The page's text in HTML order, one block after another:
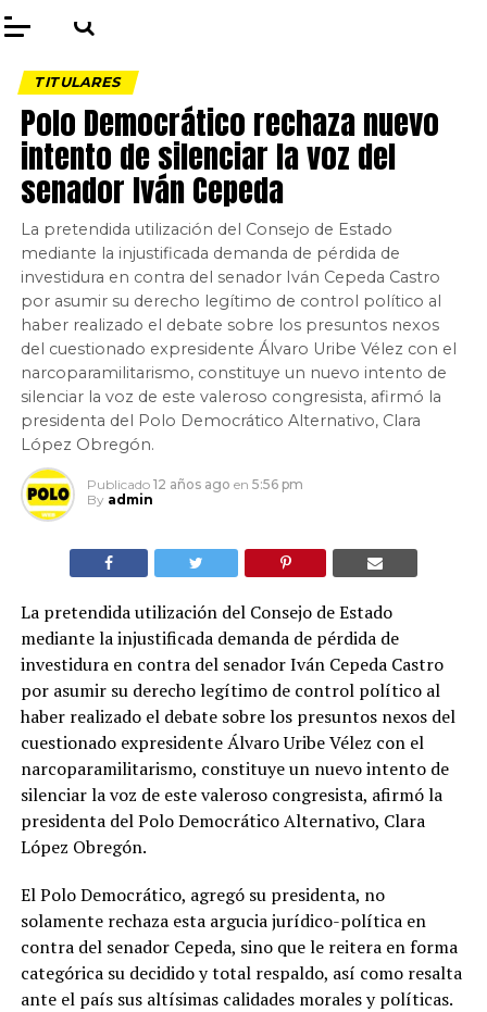
TITULARES
Polo Democrático rechaza nuevo
intento de silenciar la voz del
senador Iván Cepeda
La pretendida utilización del Consejo de Estado
mediante la injustificada demanda de pérdida de
investidura en contra del senador Iván Cepeda Castro
por asumir su derecho legítimo de control político al
haber realizado el debate sobre los presuntos nexos
del cuestionado expresidente Álvaro Uribe Vélez con el
narcoparamilitarismo, constituye un nuevo intento de
silenciar la voz de este valeroso congresista, afirmó la
presidenta del Polo Democrático Alternativo, Clara
López Obregón.
Publicado 12 años ago en 5:56 pm
By admin
La pretendida utilización del Consejo de Estado
mediante la injustificada demanda de pérdida de
investidura en contra del senador Iván Cepeda Castro
por asumir su derecho legítimo de control político al
haber realizado el debate sobre los presuntos nexos del
cuestionado expresidente Álvaro Uribe Vélez con el
narcoparamilitarismo, constituye un nuevo intento de
silenciar la voz de este valeroso congresista, afirmó la
presidenta del Polo Democrático Alternativo, Clara
López Obregón.
El Polo Democrático, agregó su presidenta, no
solamente rechaza esta argucia jurídico-política en
contra del senador Cepeda, sino que le reitera en forma
categórica su decidido y total respaldo, así como resalta
ante el país sus altísimas calidades morales y políticas.